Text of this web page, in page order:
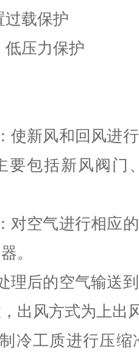
过载保护
低压力保护
使新风和回风进
要包括新风阀门
对空气进行相应
。
理后的空气输送
出风方式为上出
冷工质进行压